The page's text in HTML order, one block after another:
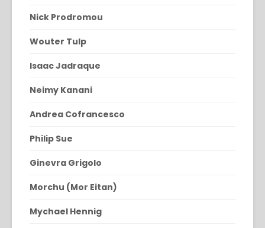
Nick Prodromou
Wouter Tulp
Isaac Jadraque
Neimy Kanani
Andrea Cofrancesco
Philip Sue
Ginevra Grigolo
Morchu (Mor Eitan)
Mychael Hennig